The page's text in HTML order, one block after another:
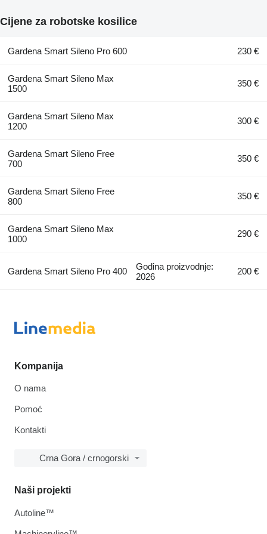
Cijene za robotske kosilice
Gardena Smart Sileno Pro 600 230 €
Gardena Smart Sileno Max
1500
350 €
Gardena Smart Sileno Max
1200
300 €
Gardena Smart Sileno Free
700
350 €
Gardena Smart Sileno Free
800
350 €
Gardena Smart Sileno Max
1000
290 €
Gardena Smart Sileno Pro 400
Godina proizvodnje:
2026
200 €
Kompanija
O nama
Pomoć
Kontakti
Crna Gora / crnogorski
Naši projekti
Autoline™